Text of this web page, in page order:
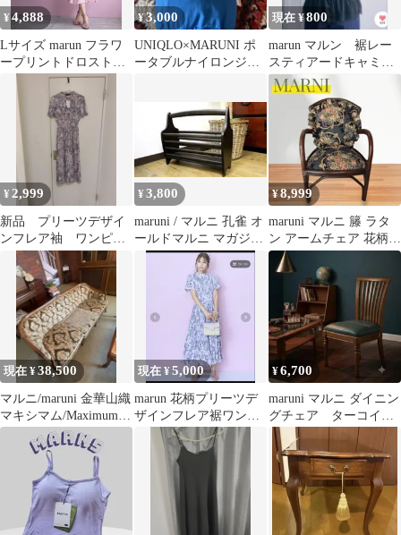
¥4,888
Lサイズ marun フラワ
ープリントドロストキ
ャミワンピース
¥3,000
UNIQLO×MARUNI ポ
ータブルナイロンジャ
現在 ¥800
marun マルン 裾レー
スティアードキャミソ
ール ブラック 3L
¥2,999
新品 プリーツデザイ
ンフレア袖 ワンピー
ス marun LL
¥3,800
maruni / マルニ 孔雀 オ
ールドマルニ マガジン
ラック スリッパラック
¥8,999
maruni マルニ 籐 ラタ
ン アームチェア 花柄
ビンテージ レトロ
現在 ¥38,500
マルニ/maruni 金華山織
マキシマム/Maximum 3
人掛けソファ
現在 ¥5,000
marun 花柄プリーツデ
ザインフレア裾ワンピ
ース 紫系 新品 タグ
付き 4L
¥6,700
maruni マルニ ダイニン
グチェア ターコイズ
木製チェア 北欧 モダン